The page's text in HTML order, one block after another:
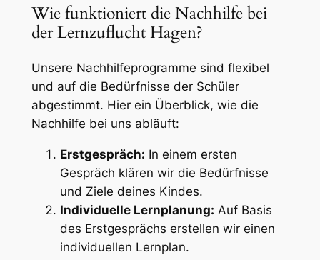
Wie funktioniert die Nachhilfe bei
der Lernzuflucht Hagen?
Unsere Nachhilfeprogramme sind flexibel
und auf die Bedürfnisse der Schüler
abgestimmt. Hier ein Überblick, wie die
Nachhilfe bei uns abläuft:
Erstgespräch: In einem ersten
Gespräch klären wir die Bedürfnisse
und Ziele deines Kindes.
Individuelle Lernplanung: Auf Basis
des Erstgesprächs erstellen wir einen
individuellen Lernplan.